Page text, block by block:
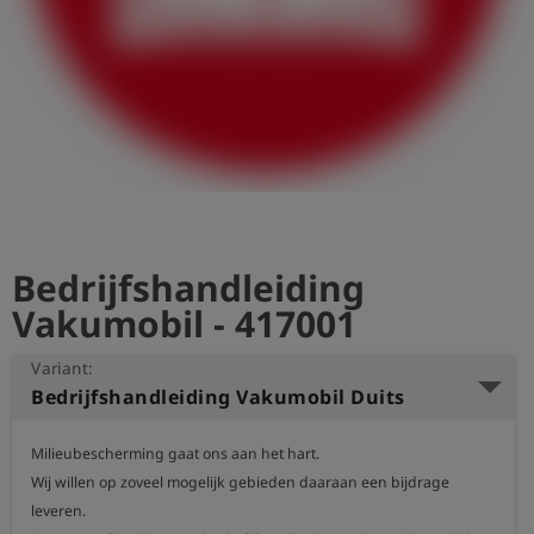
Registratie
Bedrijfshandleiding
Vakumobil - 417001
Variant:
Bedrijfshandleiding Vakumobil Duits
Milieubescherming gaat ons aan het hart.
Wij willen op zoveel mogelijk gebieden daaraan een bijdrage
leveren.